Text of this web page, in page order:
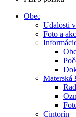
Obec
Udalosti
Foto a
Materská
Cintorín